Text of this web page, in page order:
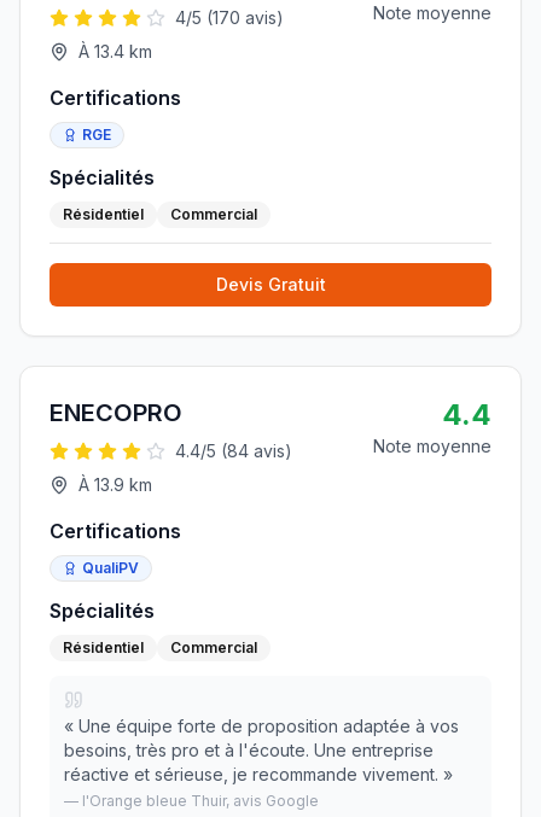
4/5 (170 avis)
À 13.4 km
Note moyenne
Certifications
RGE
Spécialités
Résidentiel Commercial
Devis Gratuit
ENECOPRO
4.4/5 (84 avis)
À 13.9 km
4.4
Note moyenne
Certifications
QualiPV
Spécialités
Résidentiel Commercial
« Une équipe forte de proposition adaptée à vos
besoins, très pro et à l'écoute. Une entreprise
réactive et sérieuse, je recommande vivement. »
— l'Orange bleue Thuir, avis Google